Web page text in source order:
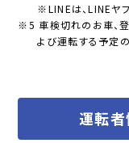
※LINEは、LINEヤ
※5 車検切れのお車、
よび運転する予定
運転者